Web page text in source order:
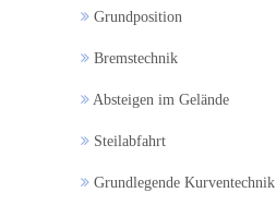
Grundposition
Bremstechnik
Absteigen im Gelände
Steilabfahrt
Grundlegende Kurventechnik